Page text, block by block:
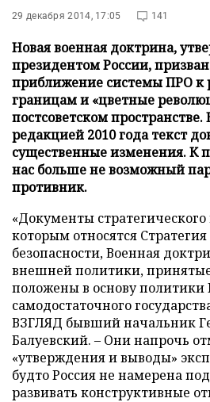
29 декабря 2014, 17:05 141
Новая военная доктрина,
президентом России,
приближение системы ПРО к
границам и «цветные
постсоветском пространстве.
редакцией 2010 года текст
существенные изменения. К
нас больше не возможный
противник.
«Документы
которым относятся
безопасности, Военная
внешней политики,
положены в основу политики
самодостаточного
ВЗГЛЯД бывший начальник
Балуевский. – Они напрочь
«утверждения и выводы»
будто Россия не намерена
развивать конструктивные